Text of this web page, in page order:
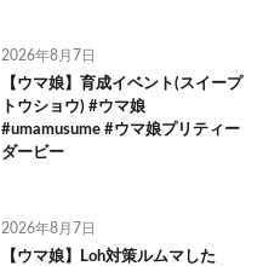
2026年8月7日
【ウマ娘】育成イベント(スイープ
トウショウ) #ウマ娘
#umamusume #ウマ娘プリティー
ダービー
2026年8月7日
【ウマ娘】Loh対策ルムマした